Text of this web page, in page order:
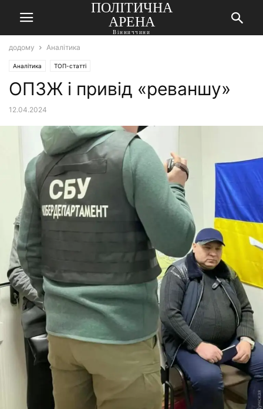
ПОЛІТИЧНА
АРЕНА
Вінниччини
додому Аналітика
Аналітика ТОП-статті
ОПЗЖ і привід «реваншу»
12.04.2024